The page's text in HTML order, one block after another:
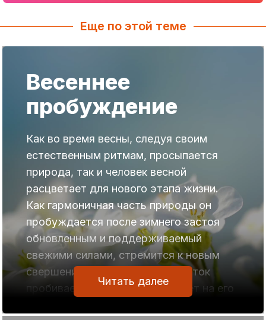
Еще по этой теме
Весеннее
пробуждение
Как во время весны, следуя своим
естественным ритмам, просыпается
природа, так и человек весной
расцветает для нового этапа жизни.
Как гармоничная часть природы он
пробуждается после зимнего застоя
обновленным и поддерживаемый
свежими силами, стремится к новым
свершениям. Точно так, как цветок
пробивает асфальт и расцветает на его
Читать далее